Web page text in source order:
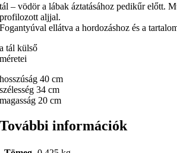
tál – vödör a lábak áztatásához pedikűr előtt.
profilozott aljjal.
Fogantyúval ellátva a hordozáshoz és a
a tál külső
méretei
hosszúság 40 cm
szélesség 34 cm
magasság 20 cm
További információk